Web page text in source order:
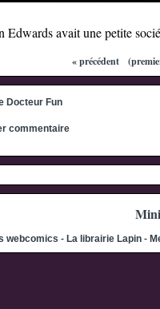
Edwards avait une petite
« précédent
commentaire
webcomics - La librairie Lapin -